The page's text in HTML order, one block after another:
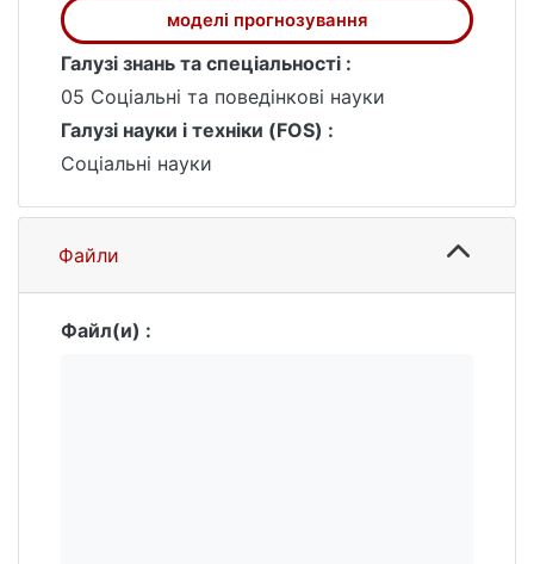
збереження конкурентних переваг.
моделі прогнозування
Галузі знань та спеціальності :
05 Соціальні та поведінкові науки
Галузі науки і техніки (FOS) :
Соціальні науки
Файли
Файл(и) :